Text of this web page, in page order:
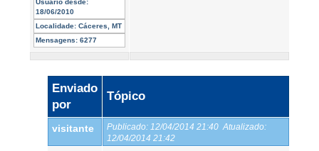
Usuário desde:
18/06/2010
Localidade: Cáceres, MT
Mensagens: 6277
Enviado
por
Tópico
visitante Publicado: 12/04/2014 21:40 Atualizado:
12/04/2014 21:42